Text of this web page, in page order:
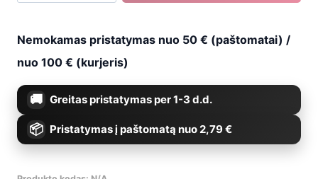
kiekis:
pirštinės
B-
2v13,
oda
Nemokamas pristatymas nuo 50 € (paštomatai) /
nuo 100 € (kurjeris)
Greitas pristatymas per 1-3 d.d.
Pristatymas į paštomatą nuo 2,79 €